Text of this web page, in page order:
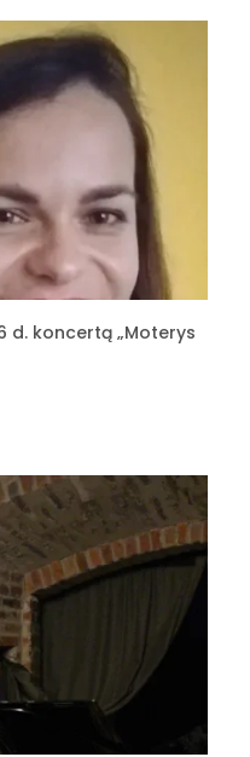
d. koncertą „Moterys